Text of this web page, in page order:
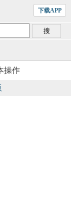
下载APP
操作